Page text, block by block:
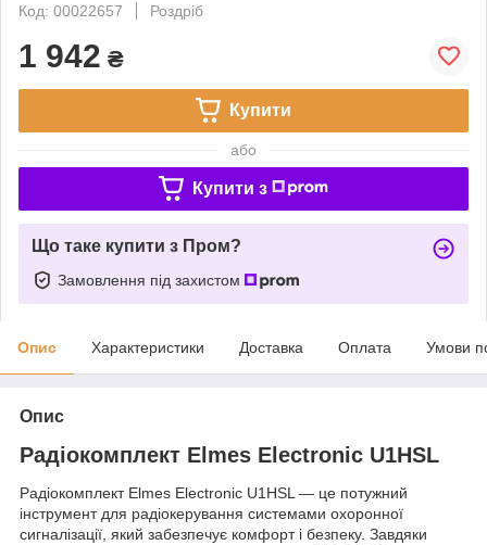
Код: 00022657
Роздріб
1 942 ₴
Купити
або
Купити з
Що таке купити з Пром?
Замовлення під захистом
Опис Характеристики Доставка Оплата Умови
Опис
Радіокомплект Elmes Electronic U1HSL
Радіокомплект Elmes Electronic U1HSL — це потужний
інструмент для радіокерування системами охоронної
сигналізації, який забезпечує комфорт і безпеку. Завдяки